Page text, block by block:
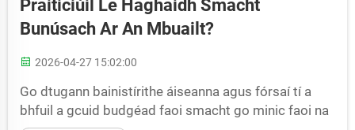
Praiticiúil Le Haghaidh Smacht
Bunúsach Ar An Mbuailt?
2026-04-27 15:02:00
Go dtugann bainistírithe áiseanna agus fórsaí tí a
bhfuil a gcuid budgéad faoi smacht go minic faoi na